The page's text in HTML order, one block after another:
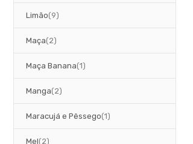
Limão 9
artigos
Maça 2
artigos
Maça Banana 1
artigo
Manga 2
artigos
Maracujá e Pêssego 1
artigo
Mel 2
artigos